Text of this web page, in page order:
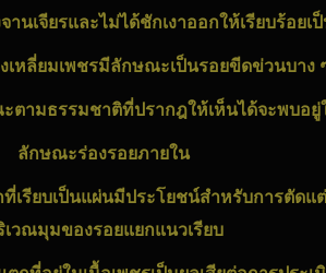
จานเจียรและไม่ได้ชักเงาออกให้เรียบร้อ
เหลี่ยมเพชรมีลักษณะเป็นรอยขีดข่วนบาง
ตามธรรมชาติที่ปรากฎให้เห็นได้จะพบอ
ลักษณะร่องรอยภายใน
เรียบเป็นแผ่นมีประโยชน์สำหรับการตัดแ
เวณมุมของรอยแยกแนวเรียบ